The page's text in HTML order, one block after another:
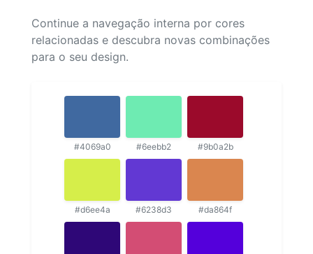
Continue a navegação interna por cores
relacionadas e descubra novas combinações
para o seu design.
#4069a0 #6eebb2 #9b0a2b
#d6ee4a #6238d3 #da864f